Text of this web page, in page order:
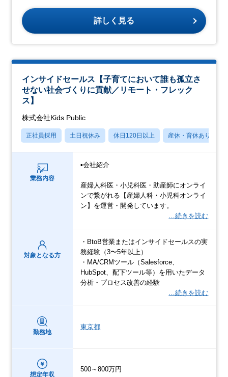
詳しく見る
インサイドセールス【子育てにおいて誰も孤立さ
せない社会づくりに貢献／リモート・フレック
ス】
株式会社Kids Public
正社員採用 土日祝休み 休日120日以上 産休・育休あり
業務内容
▪️会社紹介
産婦人科医・小児科医・助産師にオンライ
ンで繋がれる【産婦人科・小児科オンライ
ン】を運営・開発しています。
…続きを読む
対象となる方
・BtoB営業またはインサイドセールスの実
務経験（3〜5年以上）
・MA/CRMツール（Salesforce、
HubSpot、配下ツール等）を用いたデータ
分析・プロセス改善の経験
…続きを読む
勤務地
東京都
想定年収
500～800万円